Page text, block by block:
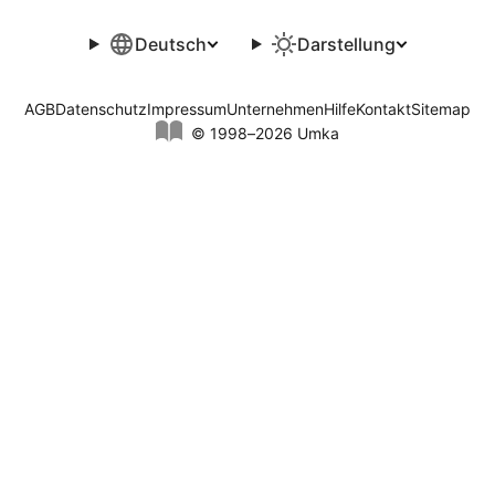
Deutsch Darstellung
© 1998–2026 Umka
AGBDatenschutzImpressumUnternehmenHilfeKontaktSitemap